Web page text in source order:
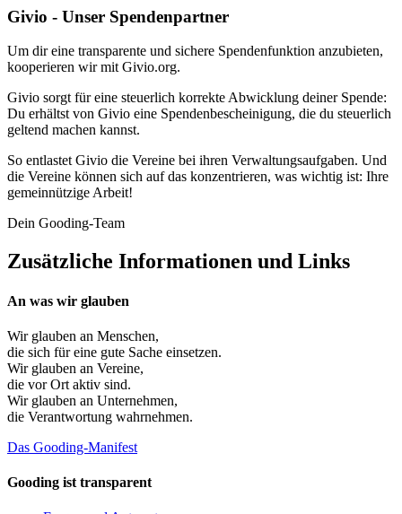
Givio - Unser Spendenpartner
Um dir eine transparente und sichere Spendenfunktion anzubieten,
kooperieren wir mit Givio.org.
Givio sorgt für eine steuerlich korrekte Abwicklung deiner Spende:
Du erhältst von Givio eine Spendenbescheinigung, die du steuerlich
geltend machen kannst.
So entlastet Givio die Vereine bei ihren Verwaltungsaufgaben. Und
die Vereine können sich auf das konzentrieren, was wichtig ist: Ihre
gemeinnützige Arbeit!
Dein Gooding-Team
Zusätzliche Informationen und Links
An was wir glauben
Wir glauben an Menschen,
die sich für eine gute Sache einsetzen.
Wir glauben an Vereine,
die vor Ort aktiv sind.
Wir glauben an Unternehmen,
die Verantwortung wahrnehmen.
Das Gooding-Manifest
Gooding ist transparent